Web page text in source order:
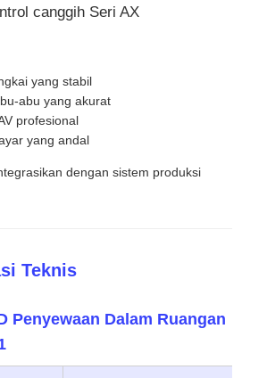
canggih Seri AX
yang stabil
abu yang akurat
profesional
yang andal
dengan sistem produksi
Teknis
Penyewaan Dalam Ruangan